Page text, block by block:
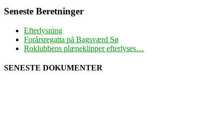
Seneste Beretninger
Efterlysning
Forårsregatta på Bagsværd Sø
Roklubbens plæneklipper efterlyses…
SENESTE DOKUMENTER